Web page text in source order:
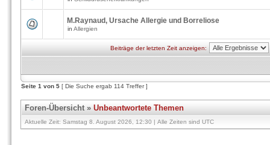
M.Raynaud, Ursache Allergie und Borreliose
in Allergien
Beiträge der letzten Zeit anzeigen:
Seite 1 von 5 [ Die Suche ergab 114 Treffer ]
Foren-Übersicht» Unbeantwortete Themen
Aktuelle Zeit: Samstag 8. August 2026, 12:30 | Alle Zeiten sind UTC